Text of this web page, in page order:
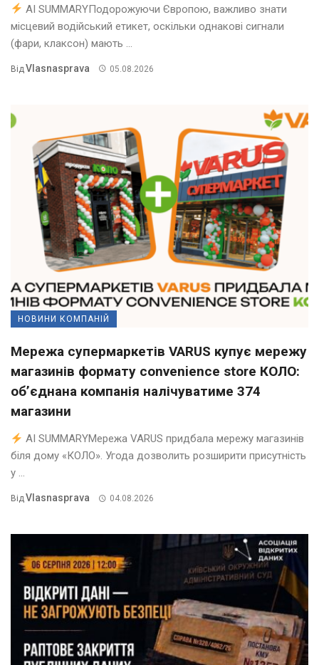
AI SUMMARYПодорожуючи Європою, важливо знати
місцевий водійський етикет, оскільки однакові сигнали
(фари, клаксон) мають ...
Від Vlasnasprava 05.08.2026
НОВИНИ КОМПАНІЙ
Мережа супермаркетів VARUS купує мережу
магазинів формату convenience store КОЛО:
об’єднана компанія налічуватиме 374
магазини
AI SUMMARYМережа VARUS придбала мережу магазинів
біля дому «КОЛО». Угода дозволить розширити присутність
у ...
ВідVlasnasprava 04.08.2026